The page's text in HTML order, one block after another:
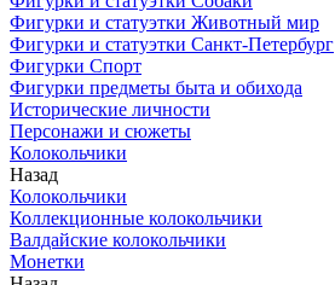
Фигурки и статуэтки Животный мир
Фигурки и статуэтки Санкт-Петербург
Фигурки Спорт
Фигурки предметы быта и обихода
Исторические личности
Персонажи и сюжеты
Колокольчики
Назад
Колокольчики
Коллекционные колокольчики
Валдайские колокольчики
Монетки